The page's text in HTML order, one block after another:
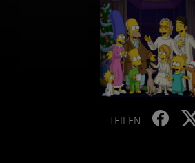
TEILEN